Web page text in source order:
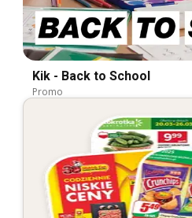
Kik - Back to School
Promo